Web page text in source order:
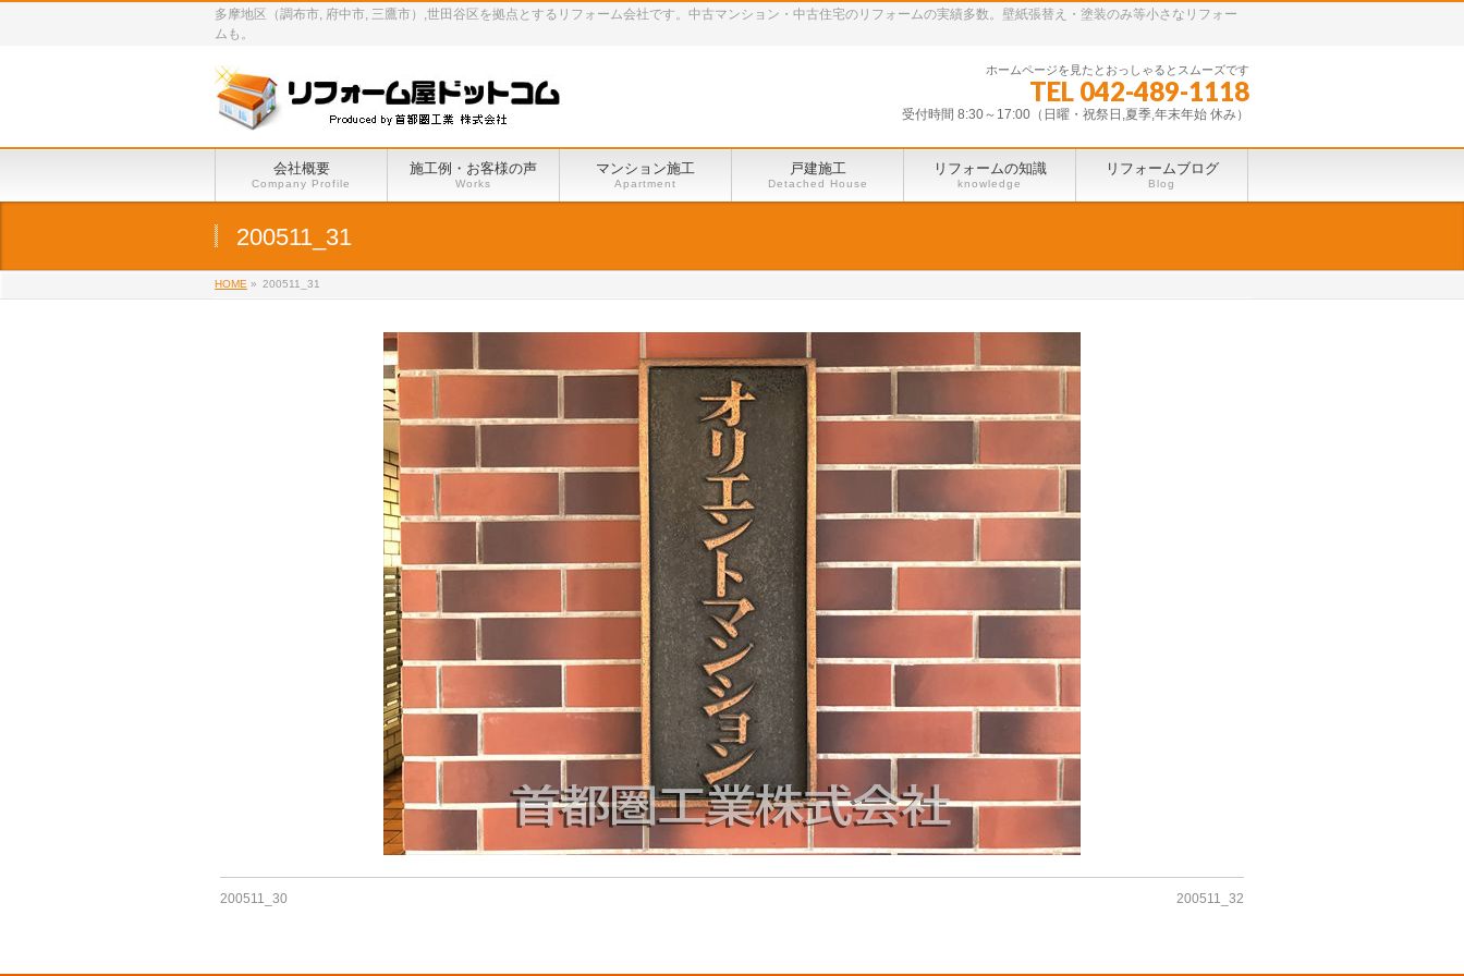
多摩地区（調布市, 府中市, 三鷹市）,世田谷区を拠点とするリフォーム会社です。中古マンション・中古住宅のリフォームの実績多数。壁紙張替え・塗装のみ等小さなリフォー
ムも。
ホームページを見たとおっしゃるとスムーズです
TEL 042-489-1118
受付時間 8:30～17:00（日曜・祝祭日,夏季,年末年始 休み）
会社概要
Company Profile
施工例・お客様の声
Works
マンション施工
Apartment
戸建施工
Detached House
リフォームの知識
knowledge
リフォームブログ
Blog
200511_31
HOME » 200511_31
200511_30 200511_32